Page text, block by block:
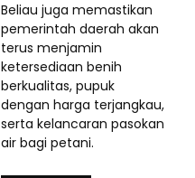
Beliau juga memastikan
pemerintah daerah akan
terus menjamin
ketersediaan benih
berkualitas, pupuk
dengan harga terjangkau,
serta kelancaran pasokan
air bagi petani.